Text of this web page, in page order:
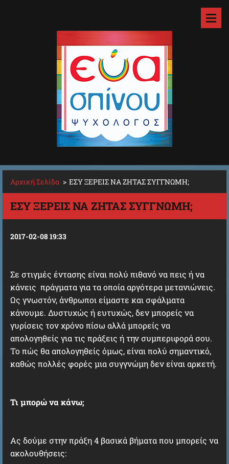
Αρχική Σελίδα > ΕΣΥ ΞΕΡΕΙΣ ΝΑ ΖΗΤΑΣ ΣΥΓΓΝΩΜΗ;
ΕΣΥ ΞΕΡΕΙΣ ΝΑ ΖΗΤΑΣ ΣΥΓΓΝΩΜΗ;
2017-02-08 19:33
Σε στιγμές έντασης είναι πολύ πιθανό να πεις ή να
κάνεις πράγματα για τα οποία αργότερα μετανιώνεις.
Ως γνωστόν, άνθρωποι είμαστε και σφάλματα
κάνουμε. Δυστυχώς ή ευτυχώς, δεν μπορείς να
γυρίσεις τον χρόνο πίσω αλλά μπορείς να
απολογηθείς για τις πράξεις ή την συμπεριφορά σου.
Το πώς θα απολογηθείς όμως, είναι πολύ σημαντικό,
καθώς πολλές φορές μια συγγνώμη δεν είναι αρκετή.
Τι μπορώ να κάνω;
Ας δούμε στην πράξη 4 βασικά βήματα που μπορείς να
ακολουθήσεις: